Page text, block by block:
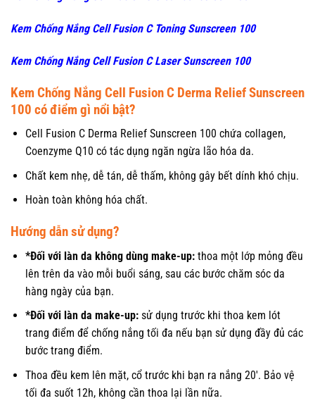
Kem Chống Nắng Cell Fusion C Toning Sunscreen 100
Kem Chống Nắng Cell Fusion C Laser Sunscreen 100
Kem Chống Nắng Cell Fusion C Derma Relief Sunscreen
100 có điểm gì nổi bật?
Cell Fusion C Derma Relief Sunscreen 100 chứa collagen,
Coenzyme Q10 có tác dụng ngăn ngừa lão hóa da.
Chất kem nhẹ, dễ tán, dễ thấm, không gây bết dính khó chịu.
Hoàn toàn không hóa chất.
Hướng dẫn sử dụng?
*Đối với làn da không dùng make-up:thoa một lớp mỏng đều
lên trên da vào mỗi buổi sáng, sau các bước chăm sóc da
hàng ngày của bạn.
*Đối với làn da make-up:sử dụng trước khi thoa kem lót
trang điểm để chống nắng tối đa nếu bạn sử dụng đầy đủ các
bước trang điểm.
Thoa đều kem lên mặt, cổ trước khi bạn ra nắng 20′. Bảo vệ
tối đa suốt 12h, không cần thoa lại lần nữa.